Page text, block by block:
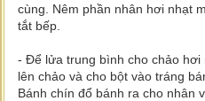
cùng. Nêm phần nhân hơi nhạt
tắt bếp.
- Để lửa trung bình cho chảo hơi
lên chảo và cho bột vào tráng
Bánh chín đổ bánh ra cho nhân